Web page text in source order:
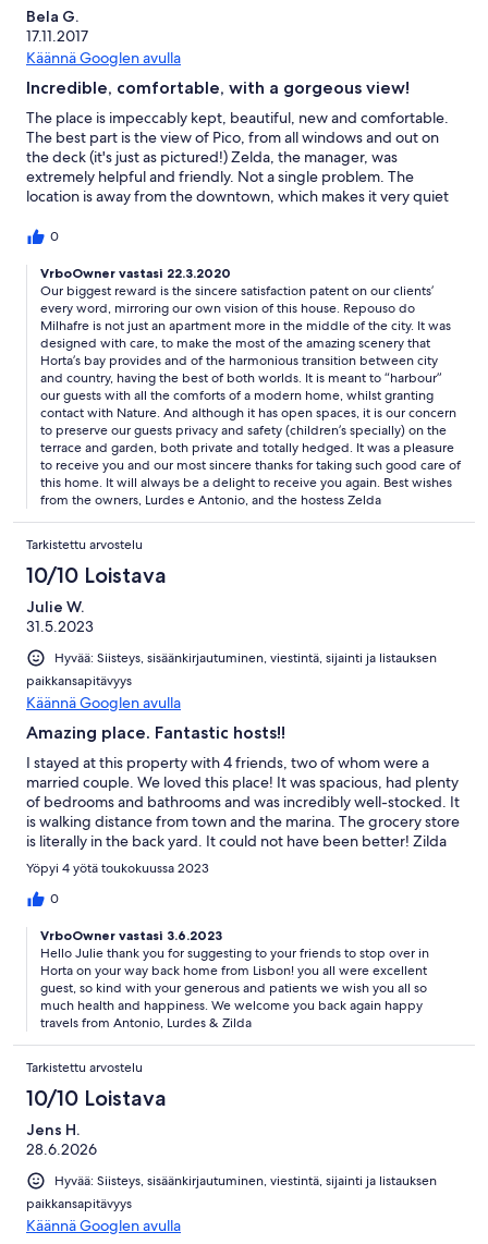
Bela G.
17.11.2017
Käännä Googlen avulla
Incredible, comfortable, with a gorgeous view!
The place is impeccably kept, beautiful, new and comfortable.
The best part is the view of Pico, from all windows and out on
the deck (it's just as pictured!) Zelda, the manager, was
extremely helpful and friendly. Not a single problem. The
location is away from the downtown, which makes it very quiet
You can hear the pleasant mooing of cows in the pasture.
around the corner is a grocery store to get everything you need,
including a cafe, so you can get your morning espresso and
some pastries. When we return, we would definitely stay here
again. Thank you Zelda for making our stay perfect!
0
VrboOwner vastasi 22.3.2020
Our biggest reward is the sincere satisfaction patent on our clients’
every word, mirroring our own vision of this house. Repouso do
Milhafre is not just an apartment more in the middle of the city. It was
designed with care, to make the most of the amazing scenery that
Horta’s bay provides and of the harmonious transition between city
and country, having the best of both worlds. It is meant to “harbour”
our guests with all the comforts of a modern home, whilst granting
contact with Nature. And although it has open spaces, it is our concern
to preserve our guests privacy and safety (children’s specially) on the
terrace and garden, both private and totally hedged. It was a pleasure
to receive you and our most sincere thanks for taking such good care of
this home. It will always be a delight to receive you again. Best wishes
from the owners, Lurdes e Antonio, and the hostess Zelda
Tarkistettu arvostelu
10/10 Loistava
Julie W.
31.5.2023
Hyvää: Siisteys, sisäänkirjautuminen, viestintä, sijainti ja listauksen
paikkansapitävyys
Käännä Googlen avulla
Amazing place. Fantastic hosts!!
I stayed at this property with 4 friends, two of whom were a
married couple. We loved this place! It was spacious, had plenty
of bedrooms and bathrooms and was incredibly well-stocked. It
is walking distance from town and the marina. The grocery store
is literally in the back yard. It could not have been better! Zilda
met us at the house when we arrived. She spent a lot of time
walking us through the home and how everything works — the
stove was tricky so instructions were much appreciated! We
we needed help with Portuguese labels. She was available
every time we needed her and checked in daily to see if we
needed anything. This was an incredible experience and I will
definitely return!
Yöpyi 4 yötä toukokuussa 2023
0
VrboOwner vastasi 3.6.2023
Hello Julie thank you for suggesting to your friends to stop over in
Horta on your way back home from Lisbon! you all were excellent
guest, so kind with your generous and patients we wish you all so
much health and happiness. We welcome you back again happy
travels from Antonio, Lurdes & Zilda
Tarkistettu arvostelu
10/10 Loistava
Jens H.
28.6.2026
Hyvää: Siisteys, sisäänkirjautuminen, viestintä, sijainti ja listauksen
paikkansapitävyys
Käännä Googlen avulla